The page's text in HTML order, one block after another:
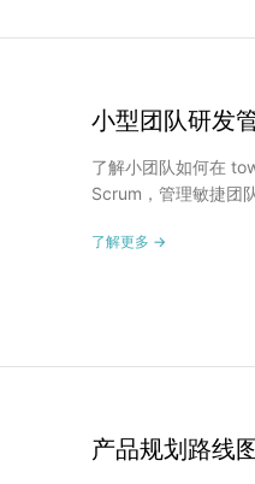
小型团队研发
了解小团队如何在
Scrum，管理敏捷团
了解更多 →
产品规划路线